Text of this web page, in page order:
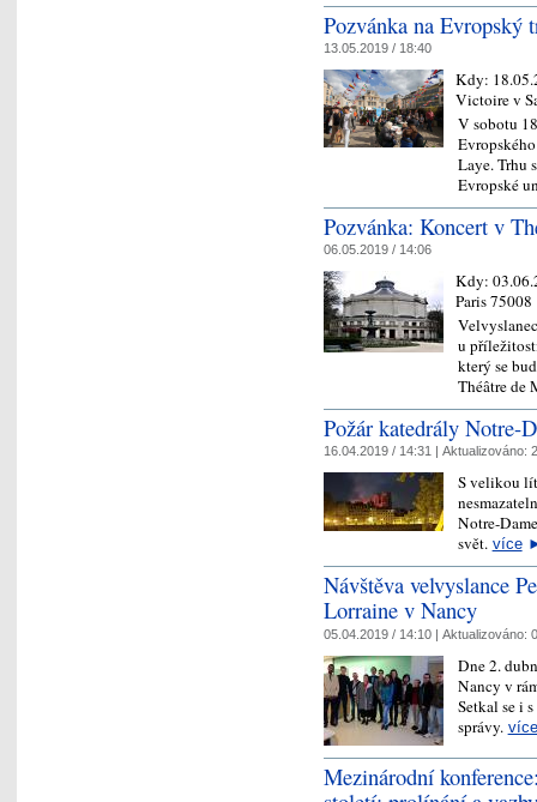
Pozvánka na Evropský
13.05.2019 / 18:40
Kdy:
Victoire v
V sobotu
Laye. Trhu
Evropské
Pozvánka: Koncert v
06.05.2019 / 14:06
Kdy:
Paris 75008
u
který se
Théâtre
Požár katedrály Notre-
16.04.2019 / 14:31 | Aktualizováno:
S velikou
Notre-
svět. více
Návštěva velvyslance
Lorraine v Nancy
05.04.2019 / 14:10 | Aktualizováno:
Dne 2.
Nancy v
Setkal se i
správy. více
Mezinárodní